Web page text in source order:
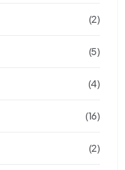
(2)
(5)
(4)
(16)
(2)